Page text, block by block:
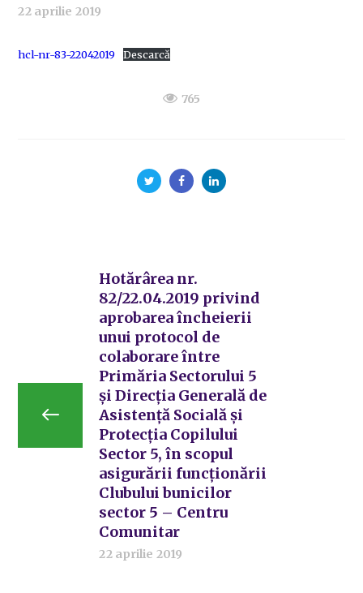
22 aprilie 2019
hcl-nr-83-22042019 Descarcă
765
Hotărârea nr.
82/22.04.2019 privind
aprobarea încheierii
unui protocol de
colaborare între
Primăria Sectorului 5
și Direcția Generală de
Asistență Socială și
Protecția Copilului
Sector 5, în scopul
asigurării funcționării
Clubului bunicilor
sector 5 – Centru
Comunitar
22 aprilie 2019